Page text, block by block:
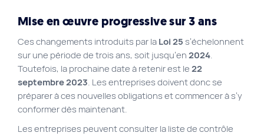
Mise en œuvre progressive sur 3 ans
Ces changements introduits par la Loi 25 s’échelonnent
sur une période de trois ans, soit jusqu’en 2024.
Toutefois, la prochaine date à retenir est le 22
septembre 2023. Les entreprises doivent donc se
préparer à ces nouvelles obligations et commencer à s’y
conformer dès maintenant.
Les entreprises peuvent consulter la liste de contrôle